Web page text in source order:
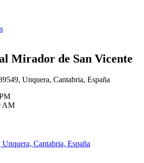
Mirador de San Vicente
Unquera, Cantabria, España
AM
Cantabria, España